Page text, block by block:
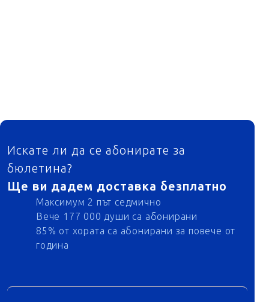
ФУТЕР
Искате ли да се абонирате за
бюлетина?
Ще ви дадем доставка безплатно
Максимум 2 път седмично
Вече 177 000 души са абонирани
85% от хората са абонирани за повече от
година